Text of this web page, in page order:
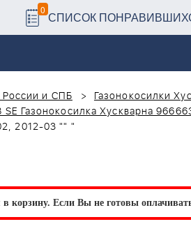
0 СПИСОК
России и СПБ
Газонокосилки
SE Газонокосилка Хускварна
2012-03 "" "
в корзину. Если Вы не готовы